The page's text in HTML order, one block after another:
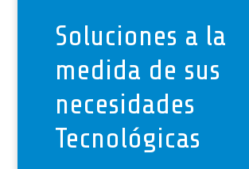
Soluciones a la
medida de sus
necesidades
Tecnológicas